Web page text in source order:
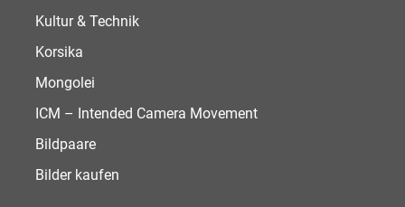
Kultur & Technik
Korsika
Mongolei
ICM – Intended Camera Movement
Bildpaare
Bilder kaufen